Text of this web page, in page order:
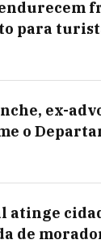
para
ex-
o
atinge
de